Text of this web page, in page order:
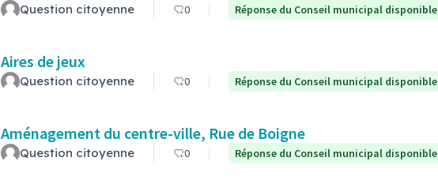
Question citoyenne 0 Réponse du Conseil municipal disponible
Aires de jeux
Question citoyenne 0 Réponse du Conseil municipal disponible
Aménagement du centre-ville, Rue de Boigne
Question citoyenne 0 Réponse du Conseil municipal disponible